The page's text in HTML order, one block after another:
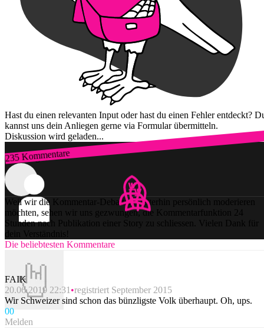
Hast du einen relevanten Input oder hast du einen Fehler entdeckt?
kannst uns dein Anliegen gerne via Formular übermitteln.
Diskussion wird geladen...
235 Kommentare
Zum Login
Weil wir die Kommentar-Debatten weiterhin persönlich moderieren
möchten, sehen wir uns gezwungen, die Kommentarfunktion 24
Stunden nach Publikation einer Story zu schliessen. Vielen Dank für
dein Verständnis!
Die beliebtesten Kommentare
FAIK
20.06.2019 22:31 registriert September 2015
Wir Schweizer sind schon das bünzligste Volk überhaupt. Oh, ups.
00
Melden